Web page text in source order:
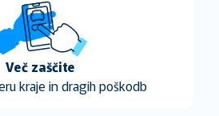
Več zaščite
kraje in dragih poškodb